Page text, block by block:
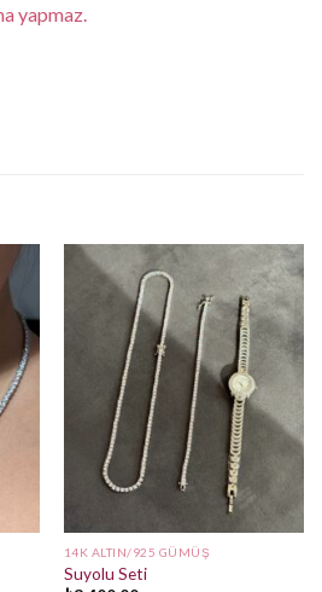
yapmaz.
14K ALTIN/925 GÜMÜŞ
Suyolu Seti